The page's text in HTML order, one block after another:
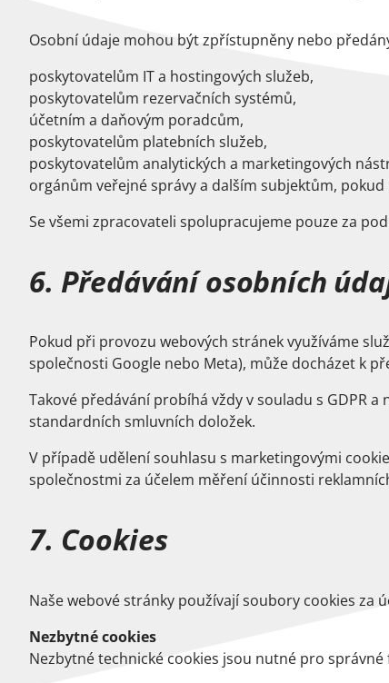
Osobní údaje mohou být zpřístupněny nebo
poskytovatelům IT a hostingových služeb,
poskytovatelům rezervačních systémů,
účetním a daňovým poradcům,
poskytovatelům platebních služeb,
poskytovatelům analytických a marketingových
orgánům veřejné správy a dalším subjektům,
Se všemi zpracovateli spolupracujeme pouze za
6. Předávání osobních
Pokud při provozu webových stránek využíváme
společnosti Google nebo Meta), může docházet k
Takové předávání probíhá vždy v souladu s GDPR
standardních smluvních doložek.
V případě udělení souhlasu s marketingovými
společnostmi za účelem měření účinnosti
7. Cookies
Naše webové stránky používají soubory cookies za
Nezbytné cookies
Nezbytné technické cookies jsou nutné pro